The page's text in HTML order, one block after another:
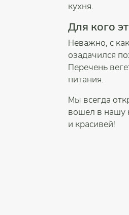
кухня.
Для кого
Неважно, с
озадачился
Перечень
питания.
Мы всегда
вошел в нашу
и красивей!